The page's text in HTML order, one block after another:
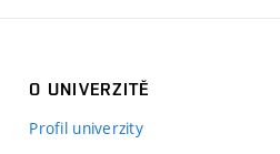
O UNIVERZITĚ
Profil univerzity